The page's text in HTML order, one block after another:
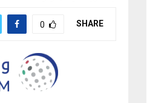
SHARE
0